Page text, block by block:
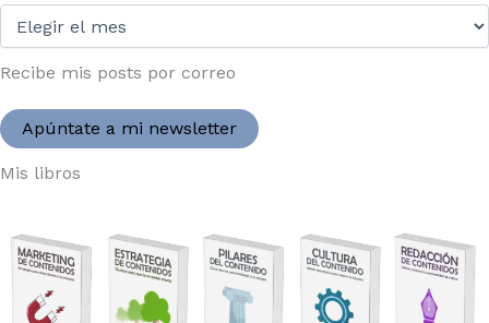
2004:
Recibe mis posts por correo
Apúntate a mi newsletter
Mis libros